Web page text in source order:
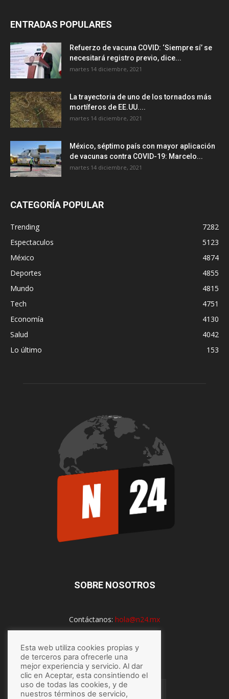
ENTRADAS POPULARES
Refuerzo de vacuna COVID: ‘Siempre sí’ se
necesitará registro previo, dice...
martes 14 diciembre, 2021
La trayectoria de uno de los tornados más
mortíferos de EE.UU....
martes 14 diciembre, 2021
México, séptimo país con mayor aplicación
de vacunas contra COVID-19: Marcelo...
martes 14 diciembre, 2021
CATEGORÍA POPULAR
Trending
7282
Espectaculos
5123
México
4874
Deportes
4855
Mundo
4815
Tech
4751
Economía
4130
Salud
4042
Lo último
153
SOBRE NOSOTROS
Contáctanos: hola@n24.mx
SÍGUENOS
Esta web utiliza cookies propias y
de terceros para ofrecerle una
mejor experiencia y servicio. Al dar
clic en Aceptar, esta consintiendo el
uso de todas las cookies, y de
nuestros términos de servicio,